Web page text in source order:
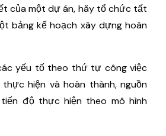
của một dự án, hãy tổ chức tất
bảng kế hoạch xây dựng hoàn
yếu tố theo thứ tự công việc
hiện và hoàn thành, nguồn
độ thực hiện theo mô hình